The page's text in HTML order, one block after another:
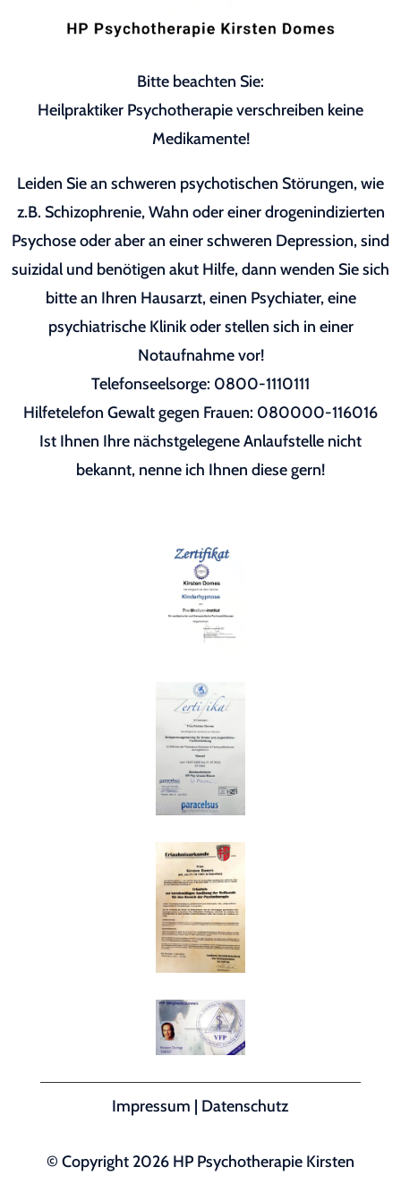
Bitte beachten Sie:
Heilpraktiker Psychotherapie verschreiben keine
Medikamente!
Leiden Sie an schweren psychotischen Störungen, wie
z.B. Schizophrenie, Wahn oder einer drogenindizierten
Psychose oder aber an einer schweren Depression, sind
suizidal und benötigen akut Hilfe, dann wenden Sie sich
bitte an Ihren Hausarzt, einen Psychiater, eine
psychiatrische Klinik oder stellen sich in einer
Notaufnahme vor!
Telefonseelsorge: 0800-1110111
Hilfetelefon Gewalt gegen Frauen: 080000-116016
Ist Ihnen Ihre nächstgelegene Anlaufstelle nicht
bekannt, nenne ich Ihnen diese gern!
Impressum | Datenschutz
© Copyright 2026 HP Psychotherapie Kirsten